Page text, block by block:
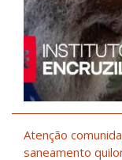
Atenção
saneamento